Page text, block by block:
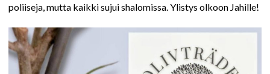
poliiseja, mutta kaikki sujui shalomissa. Ylistys olkoon Jahille!